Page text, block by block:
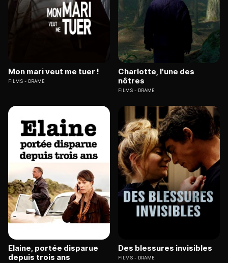
Mon mari veut me tuer !
FILMS DRAME
Charlotte, l'une des
nôtres
FILMS DRAME
Elaine, portée disparue
depuis trois ans
Des blessures invisibles
FILMS DRAME